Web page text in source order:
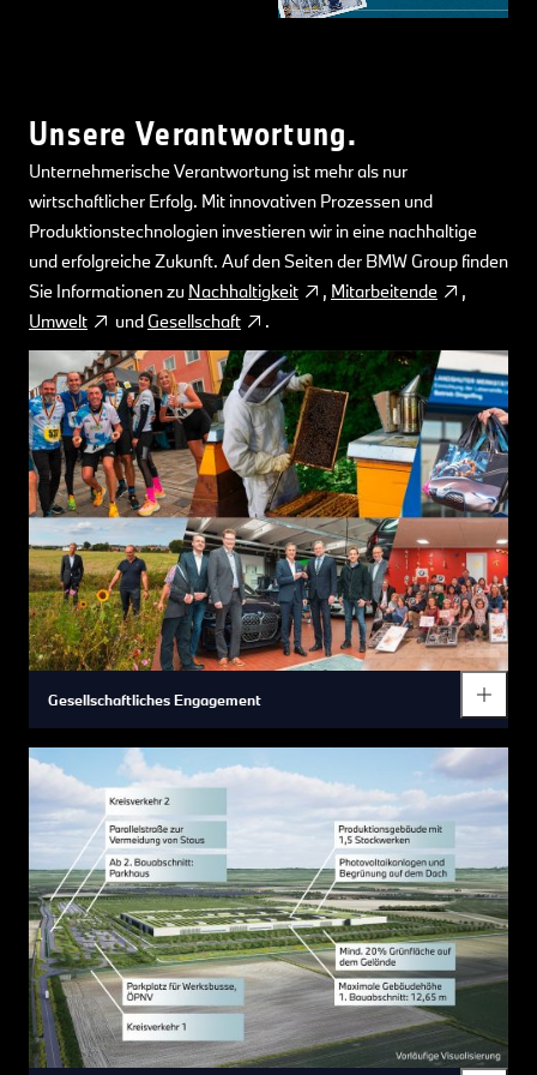
Unsere Verantwortung.
Unternehmerische Verantwortung ist mehr als nur
wirtschaftlicher Erfolg. Mit innovativen Prozessen und
Produktionstechnologien investieren wir in eine nachhaltige
und erfolgreiche Zukunft. Auf den Seiten der BMW Group finden
Sie Informationen zu Nachhaltigkeit , Mitarbeitende
,
Umwelt
und Gesellschaft .
Gesellschaftliches Engagement
Wir übernehmen Verantwortung.
Gesellschaftliches Engagement ist im unternehmerischen
Selbstverständnis der BMW Group fest verankert. Die BMW
Group unterstützt das gesellschaftliche Leben unter anderem
durch Sponsoring-Partnerschaften in den Bereichen Kultur,
Sport, Umwelt und Bildung: zum Beispiel „Blühender
Landkreis“ und das „Technik-Haus“.
Die BMW Group übernimmt soziale Verantwortung, um
dauerhaft einen positiven Beitrag zur Entwicklung der Region
zu leisten, in der das Unternehmen aktiv ist. Dies reicht von